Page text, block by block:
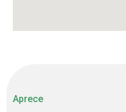
Aprece